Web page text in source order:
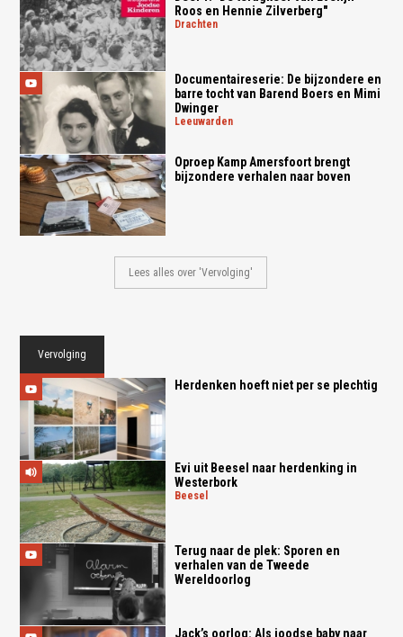
Roos en Hennie Zilverberg"
drachten
Documentaireserie: De bijzondere en
barre tocht van Barend Boers en Mimi
Dwinger
leeuwarden
Oproep Kamp Amersfoort brengt
bijzondere verhalen naar boven
Lees alles over 'Vervolging'
Vervolging
Herdenken hoeft niet per se plechtig
Evi uit Beesel naar herdenking in
Westerbork
beesel
Terug naar de plek: Sporen en
verhalen van de Tweede
Wereldoorlog
Jack’s oorlog: Als joodse baby naar